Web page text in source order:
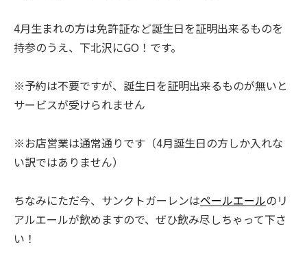
4月生まれの方は免許証など誕生日を証明出来るものを
持参のうえ、下北沢にGO！です。
※予約は不要ですが、誕生日を証明出来るものが無いと
サービスが受けられません
※お店営業は通常通りです（4月誕生日の方しか入れな
い訳ではありません）
ちなみにただ今、サンクトガーレンはペールエールのリ
アルエールが飲めますので、ぜひ飲み尽しちゃって下さ
い！